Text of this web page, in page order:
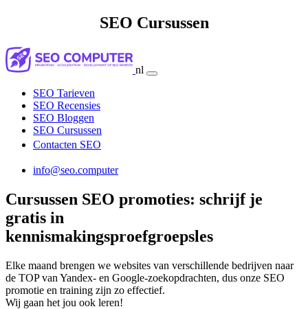
SEO Cursussen
nl
SEO Tarieven
SEO Recensies
SEO Bloggen
SEO Cursussen
Contacten SEO
info@seo.computer
Cursussen SEO promoties: schrijf je
gratis in
kennismakingsproefgroepsles
Elke maand brengen we websites van verschillende bedrijven naar
de TOP van Yandex- en Google-zoekopdrachten, dus onze SEO
promotie en training zijn zo effectief.
Wij gaan het jou ook leren!